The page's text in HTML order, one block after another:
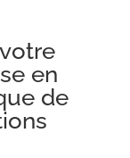
en
de